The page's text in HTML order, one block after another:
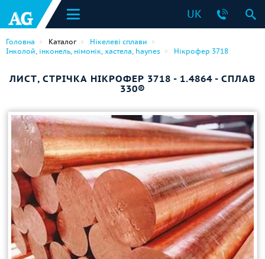
UK
Головна Каталог
Нікелеві сплави
Інколой, інконель, німонік, хастела, haynes
Нікрофер 3718
ЛИСТ, СТРІЧКА НІКРОФЕР 3718 - 1.4864 - СПЛАВ
330®